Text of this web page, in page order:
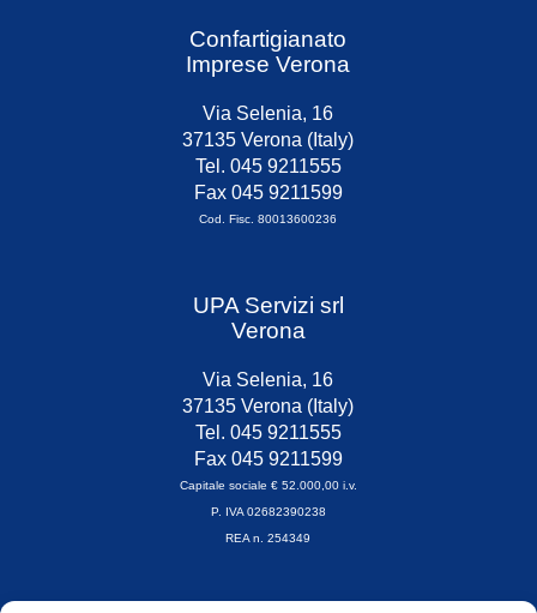
Confartigianato
Imprese Verona
Via Selenia, 16
37135 Verona (Italy)
Tel. 045 9211555
Fax 045 9211599
Cod. Fisc. 80013600236
UPA Servizi srl
Verona
Via Selenia, 16
37135 Verona (Italy)
Tel. 045 9211555
Fax 045 9211599
Capitale sociale € 52.000,00 i.v.
P. IVA 02682390238
REA n. 254349